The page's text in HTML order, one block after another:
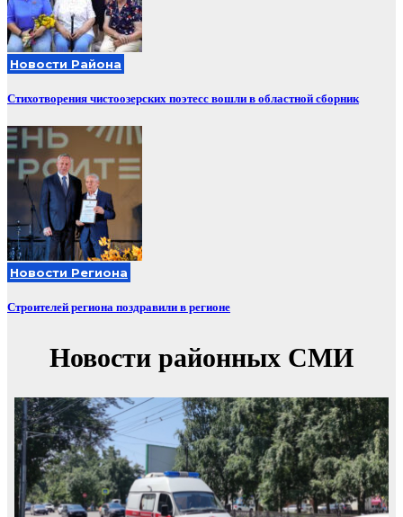
Новости Района
Стихотворения чистоозерских поэтесс вошли в областной сборник
Новости Региона
Строителей региона поздравили в регионе